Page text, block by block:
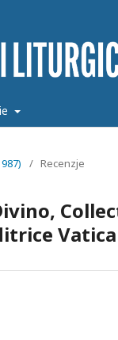
/ Recenzje